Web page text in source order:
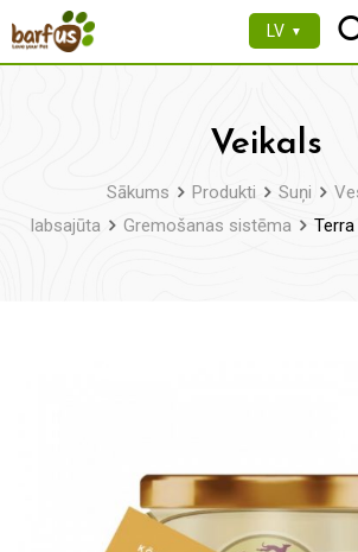
uz
LV ▼
Veikals
Sākums Produkti Suņi
labsajūta
Gremošanas sistēma